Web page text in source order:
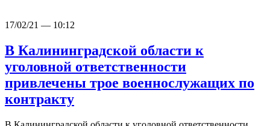
17/02/21 — 10:12
В Калининградской области к
уголовной ответственности
привлечены трое военнослужащих по
контракту